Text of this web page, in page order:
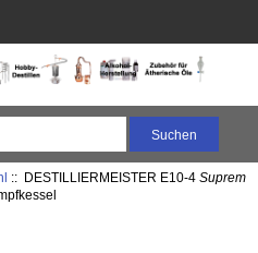
:: DESTILLIERMEISTER E10-4 Suprem